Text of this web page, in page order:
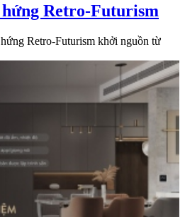
Retro-Futurism
Retro-Futurism khởi nguồn từ